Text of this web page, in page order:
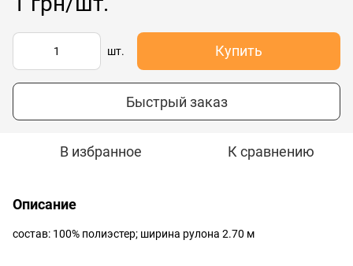
шт. Купить
Быстрый заказ
В избранное К сравнению
Описание
состав: 100% полиэстер; ширина рулона 2.70 м